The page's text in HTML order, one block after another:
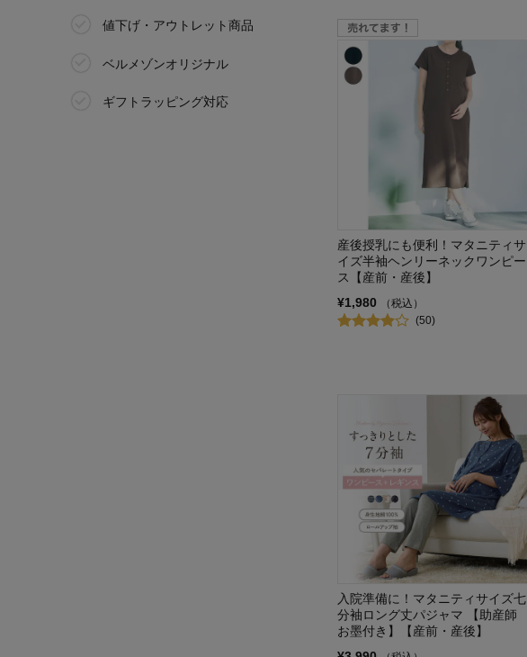
niece
値下げ・アウトレット商品
ベルメゾンオリジナル
ギフトラッピング対応
産後授乳にも便利！マタニティサ
イズ半袖ヘンリーネックワンピー
ス【産前・産後】
¥1,980
（税込）
(50)
入院準備に！マタニティサイズ七
分袖ロング丈パジャマ 【助産師
お墨付き】【産前・産後】